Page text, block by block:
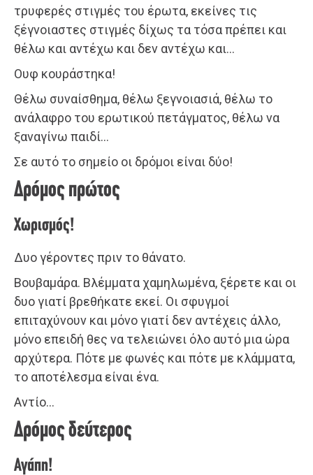
τρυφερές στιγμές του έρωτα, εκείνες τις
ξέγνοιαστες στιγμές δίχως τα τόσα πρέπει και
θέλω και αντέχω και δεν αντέχω και…
Ουφ κουράστηκα!
Θέλω συναίσθημα, θέλω ξεγνοιασιά, θέλω το
ανάλαφρο του ερωτικού πετάγματος, θέλω να
ξαναγίνω παιδί…
Σε αυτό το σημείο οι δρόμοι είναι δύο!
Δρόμος πρώτος
Χωρισμός!
Δυο γέροντες πριν το θάνατο.
Βουβαμάρα. Βλέμματα χαμηλωμένα, ξέρετε και οι
δυο γιατί βρεθήκατε εκεί. Οι σφυγμοί
επιταχύνουν και μόνο γιατί δεν αντέχεις άλλο,
μόνο επειδή θες να τελειώνει όλο αυτό μια ώρα
αρχύτερα. Πότε με φωνές και πότε με κλάμματα,
το αποτέλεσμα είναι ένα.
Αντίο…
Δρόμος δεύτερος
Αγάπη!